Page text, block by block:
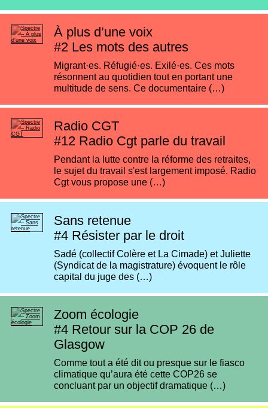
À plus d’une voix
#2 Les mots des autres
Migrant·es. Réfugié·es. Exilé·es. Ces mots
résonnent au quotidien tout en portant une
multitude de sens. Ce documentaire (…)
Radio CGT
#12 Radio Cgt parle du travail
Pendant la lutte contre la réforme des retraites,
le sujet du travail s'est largement imposé. Radio
Cgt vous propose une (…)
Sans retenue
#4 Résister par le droit
Sadé (collectif Colère et La Cimade) et Juliette
(Syndicat de la magistrature) évoquent le rôle
capital du juge des (…)
Zoom écologie
#4 Retour sur la COP 26 de
Glasgow
Comme tout a été dit ou presque sur le fiasco
climatique qu’aura été cette COP26 se
concluant par un objectif dramatique (…)